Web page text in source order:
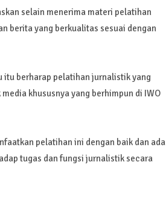
selain menerima materi pelatihan
berita yang berkualitas sesuai dengan
itu berharap pelatihan jurnalistik yang
khususnya yang berhimpun di IWO
pelatihan ini dengan baik dan ada
tugas dan fungsi jurnalistik secara